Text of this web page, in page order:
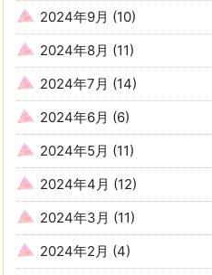
2024年9月 (10)
2024年8月 (11)
2024年7月 (14)
2024年6月 (6)
2024年5月 (11)
2024年4月 (12)
2024年3月 (11)
2024年2月 (4)